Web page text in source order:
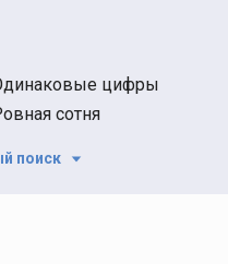
цифры
сотня
поиск